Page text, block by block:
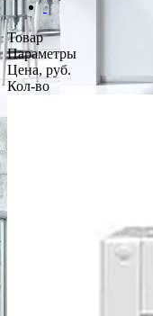
Товар
Параметры
Цена, руб.
Кол-во